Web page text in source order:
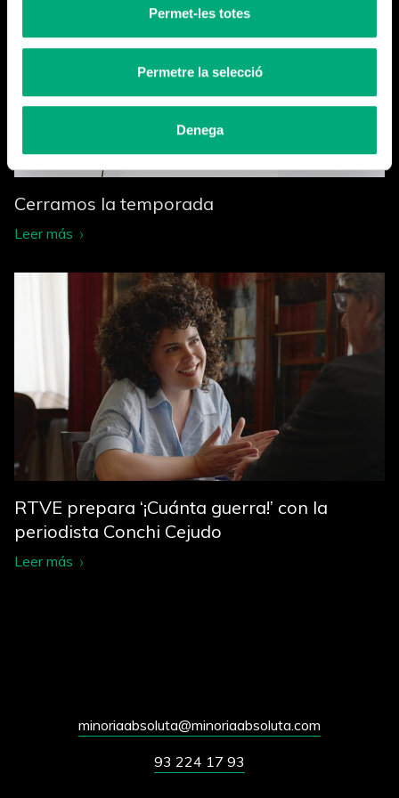
Permet-les totes
Permetre la selecció
Denega
Cerramos la temporada
Leer más
RTVE prepara ‘¡Cuánta guerra!’ con la
periodista Conchi Cejudo
Leer más
minoriaabsoluta@minoriaabsoluta.com
93 224 17 93